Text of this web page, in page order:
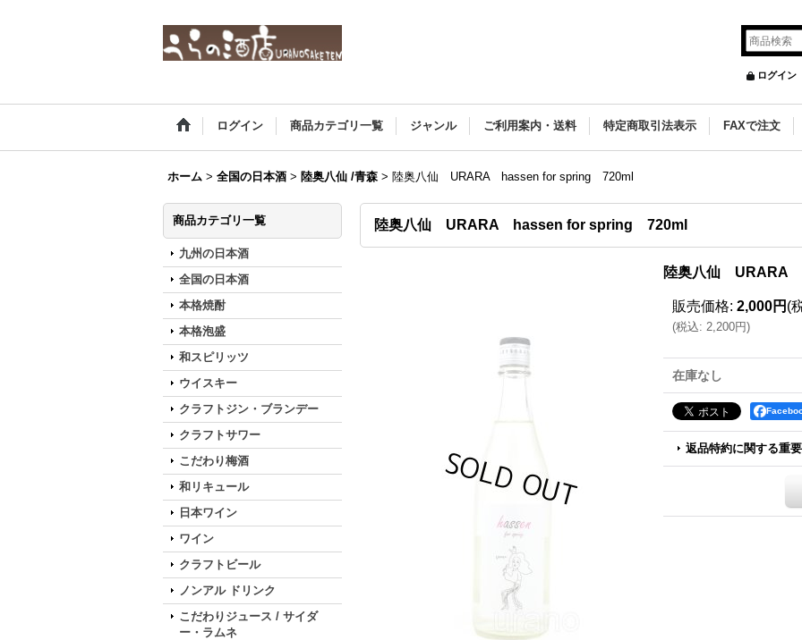
ログイン
ログイン 商品カテゴリ一覧 ジャンル ご利用案内・送料 特定商取引法表示 FAXで注文
ホーム > 全国の日本酒 > 陸奥八仙 /青森 > 陸奥八仙 URARA hassen for spring 720ml
商品カテゴリ一覧
九州の日本酒
全国の日本酒
本格焼酎
本格泡盛
和スピリッツ
ウイスキー
クラフトジン・ブランデー
クラフトサワー
こだわり梅酒
和リキュール
日本ワイン
ワイン
クラフトビール
ノンアル ドリンク
こだわりジュース / サイダ
ー・ラムネ
陸奥八仙 URARA hassen for spring 720ml
陸奥八仙 URARA
販売価格: 2,000円 (
(税込: 2,200円)
在庫なし
返品特約に関する重